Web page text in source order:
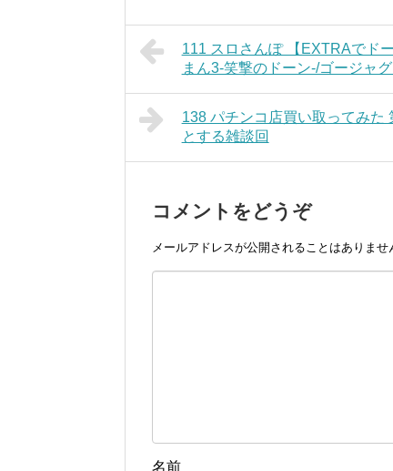
111 スロさんぽ 【EXTRAでド
まん3-笑撃のドーン-/ゴージャグ
138 パチンコ店買い取ってみた
とする雑談回
コメントをどうぞ
メールアドレスが公開されることはありませ
名前